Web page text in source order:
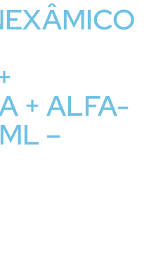
+ ALFA-
–